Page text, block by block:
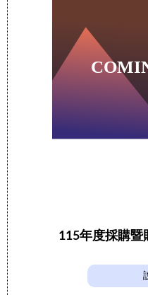
115年度採購暨